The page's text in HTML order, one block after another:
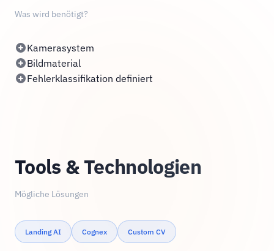
Was wird benötigt?
Kamerasystem
Bildmaterial
Fehlerklassifikation definiert
Tools & Technologien
Mögliche Lösungen
Landing AI Cognex Custom CV